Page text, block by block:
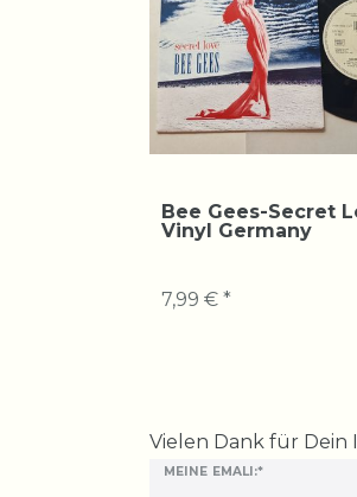
Bee Gees-Secret
Vinyl Germany
7,99 € *
Vielen Dank für Dein
MEINE EMALI:*